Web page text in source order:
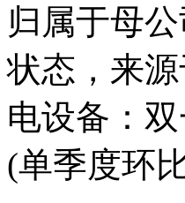
归属于母
状态，来
电设备：
(单季度环比